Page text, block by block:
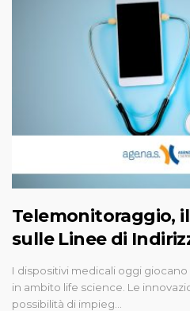
Telemonitoraggio,
sulle Linee di
I dispositivi medicali oggi
in ambito life science. Le
possibilità di impieg…